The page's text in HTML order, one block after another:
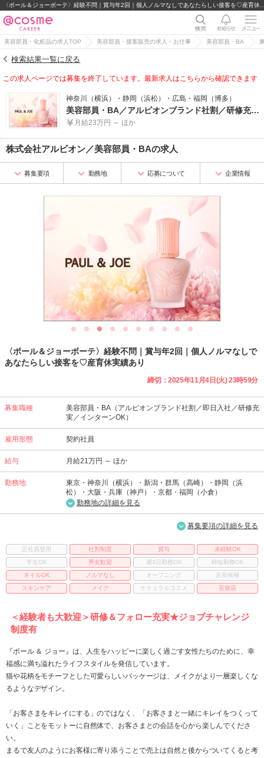
美容部員・化粧品の求人TOP 美容部員・接客販売の求人・お仕事 美容部員・BA
検索結果一覧に戻る
この求人ページでは募集を終了しています。最新求人はこちらから確認できます
神奈川（横浜）・静岡（浜松）・広島・福岡（博多）
美容部員・BA／アルビオンブランド社割／研修充実／インターンOK／未経験歓迎
月給23万円 ～ ほか
株式会社アルビオン／美容部員・BAの求人
募集要項 勤務地 応募について 企業情報
〈ポール＆ジョーボーテ〉経験不問｜賞与年2回｜個人ノルマなしで
あなたらしい接客を♡産育休実績あり
締切：2025年11月4日(火) 23時59分
募集職種
美容部員・BA（アルビオンブランド社割／即日入社／研修充
実／インターンOK）
雇用形態 契約社員
給与 月給21万円 ～ ほか
勤務地
東京・神奈川（横浜）・新潟・群馬（高崎）・静岡（浜
松）・大阪・兵庫（神戸）・京都・福岡（小倉）
勤務地の詳細を見る
募集要項の詳細を見る
正社員登用 社割制度 賞与
未経験OK
学生OK
男女歓迎 週3日勤務OK
時短勤務OK
ネイルOK
ノルマなし オープニング
店長候補
スキンケア
メイク ナチュラルコスメ 百貨店
＜経験者も大歓迎＞研修＆フォロー充実★ジョブチャレンジ
制度有
『ポール ＆ ジョー』は、人生をハッピーに楽しく過ごす女性たちのために、幸
福感に満ち溢れたライフスタイルを発信しています。
猫や花柄をモチーフとした可愛らしいパッケージは、メイクがより一層楽しくな
るようなデザイン。
「お客さまをキレイにする」のではなく、「お客さまと一緒にキレイをつくって
いく」ことをモットーに自然体で、お客さまとの会話を心から楽しんでくださ
い。
まるで友人のようにお客様に寄り添うことで売上は自然と後からついてくると考